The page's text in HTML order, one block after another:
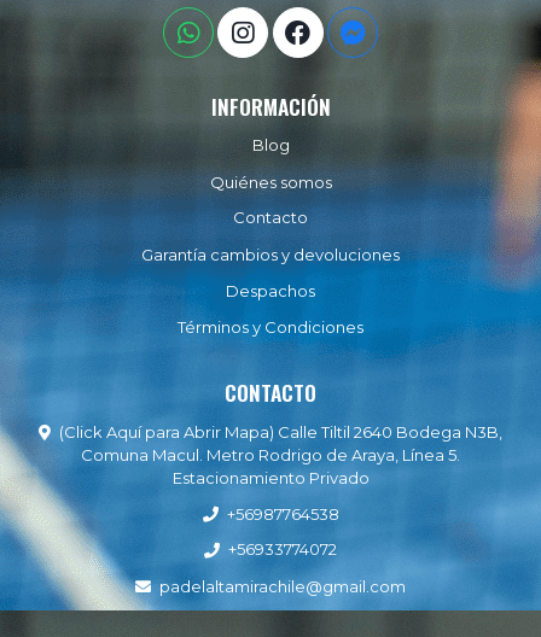
INFORMACIÓN
Blog
Quiénes somos
Contacto
Garantía cambios y devoluciones
Despachos
Términos y Condiciones
CONTACTO
(Click Aquí para Abrir Mapa) Calle Tiltil 2640 Bodega N3B,
Comuna Macul. Metro Rodrigo de Araya, Línea 5.
Estacionamiento Privado
+56987764538
+56933774072
padelaltamirachile@gmail.com